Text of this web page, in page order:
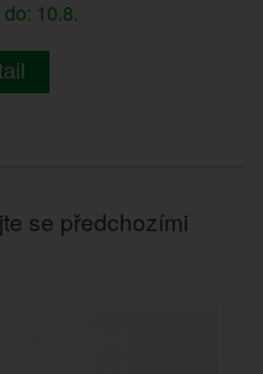
10.8.
se předchozími